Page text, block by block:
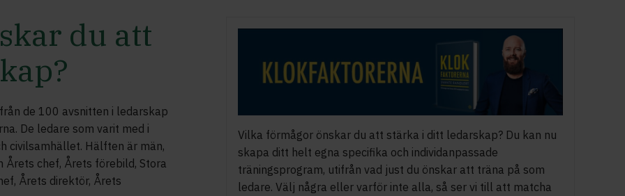
du att
de 100 avsnitten i ledarskap
De ledare som varit med i
civilsamhället. Hälften är män,
Årets chef, Årets förebild, Stora
Årets direktör, Årets
Vilka förmågor önskar du att stärka i ditt ledarskap? Du kan nu
skapa ditt helt egna specifika och individanpassade
träningsprogram, utifrån vad just du önskar att träna på som
ledare. Välj några eller varför inte alla, så ser vi till att matcha